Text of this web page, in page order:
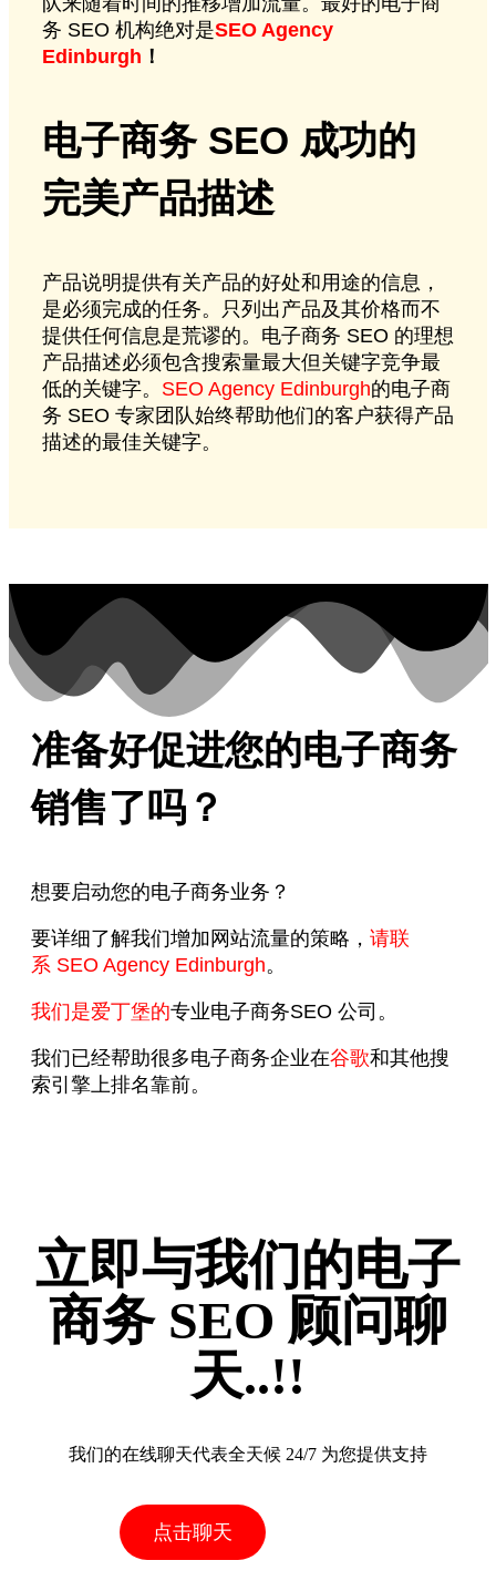
务 SEO 机构绝对是SEO Agency
Edinburgh ！
电子商务 SEO 成功的
完美产品描述
产品说明提供有关产品的好处和用途的信息，
是必须完成的任务。只列出产品及其价格而不
提供任何信息是荒谬的。电子商务 SEO 的理想
产品描述必须包含搜索量最大但关键字竞争最
低的关键字。 SEO Agency Edinburgh的电子商
务 SEO 专家团队始终帮助他们的客户获得产品
描述的最佳关键字。
准备好促进您的电子商务
销售了吗？
想要启动您的电子商务业务？
要详细了解我们增加网站流量的策略， 请联
系 SEO Agency Edinburgh。
我们是爱丁堡的专业电子商务SEO 公司。
我们已经帮助很多电子商务企业在谷歌和其他搜
索引擎上排名靠前。
立即与我们的电子
商务 SEO 顾问聊
天..!!
我们的在线聊天代表全天候 24/7 为您提供支持
点击聊天